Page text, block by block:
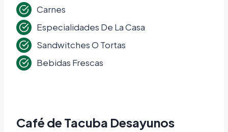
Carnes
Especialidades De La Casa
Sandwitches O Tortas
Bebidas Frescas
Café de Tacuba Desayunos